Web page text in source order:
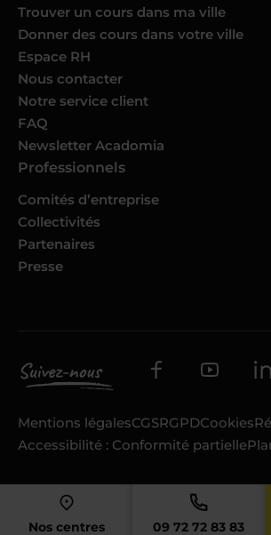
Nos centres 09 72 72 83 83
Trouver un cours dans ma ville
Donner des cours dans votre ville
Espace RH
Nous contacter
Notre service client
FAQ
Newsletter Acadomia
Professionnels
Comités d’entreprise
Collectivités
Partenaires
Presse
Mentions légalesCGSRGPDCookies
Accessibilité : Conformité partielle